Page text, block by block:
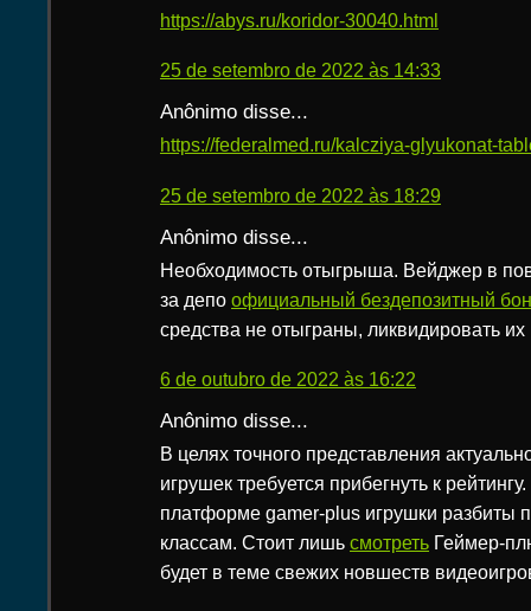
https://abys.ru/koridor-30040.html
25 de setembro de 2022 às 14:33
Anônimo disse...
https://federalmed.ru/kalcziya-glyukonat-
25 de setembro de 2022 às 18:29
Anônimo disse...
Необходимость отыгрыша. Вейджер в
за депо официальный бездепозитный
средства не отыграны, ликвидировать
6 de outubro de 2022 às 16:22
Anônimo disse...
В целях точного представления
игрушек требуется прибегнуть к
платформе gamer-plus игрушки разбиты
классам. Стоит лишь смотреть Геймер-
будет в теме свежих новшеств